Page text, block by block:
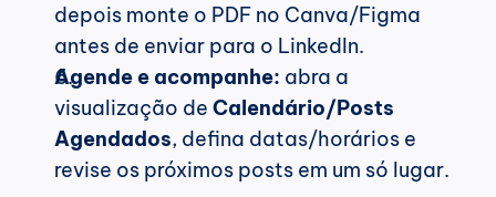
depois monte o PDF no Canva/Figma
antes de enviar para o LinkedIn.
Agende e acompanhe: abra a
visualização de Calendário/Posts
Agendados, defina datas/horários e
revise os próximos posts em um só lugar.